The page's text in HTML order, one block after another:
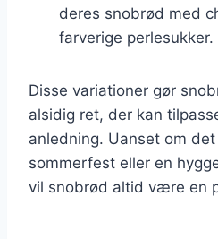
deres snobrød med
farverige perlesukker.
Disse variationer gør
alsidig ret, der kan
anledning. Uanset om
sommerfest eller en
vil snobrød altid være en